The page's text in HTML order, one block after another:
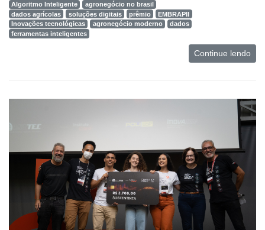
Algoritmo Inteligente
agronegócio no brasil
dados agrícolas
soluções digitais prêmio
EMBRAPII
Inovações tecnológicas
agronegócio moderno
dados
ferramentas inteligentes
Continue lendo